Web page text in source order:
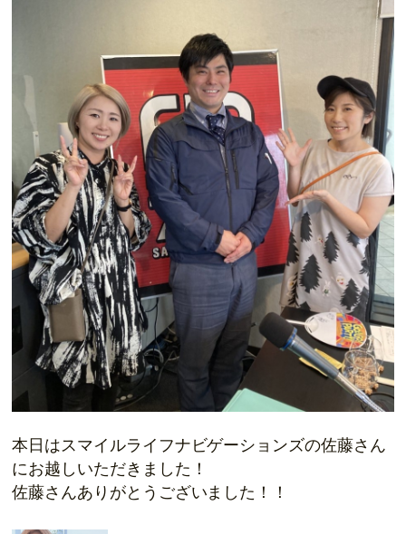
本日はスマイルライフナビゲーションズの佐藤さん
にお越しいただきました！
佐藤さんありがとうございました！！